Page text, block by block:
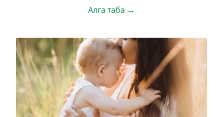
Алга таба →